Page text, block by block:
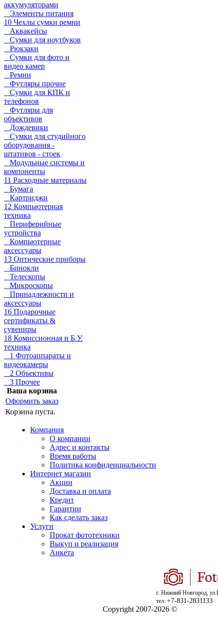
аккумуляторами
Элементы питания
10 Чехлы сумки ремни
Аквакейсы
Сумки для ноутбуков
Рюкзаки
Сумки для фото и
видео камер
Ремни
Футляры прочие
Сумки для КПК и
телефонов
Футляры для
объективов
Дождевики
Сумки для студийного
оборудования -
штативов - стоек
Модульные системы и
компоненты
11 Расходные материалы
Бумага
Картриджи
12 Компьютерная
техника
Периферийные
устройства
Компьютерные
аксессуары
13 Оптические приборы
Бинокли
Телескопы
Микроскопы
Принадлежности и
аксессуары
16 Подарочные
сертификаты &
сувениры
18 Комиссионная и Б.У.
техника
1 Фотоаппараты и
видеокамеры
2 Объективы
3 Прочее
Ваша корзина
Оформить заказ
Корзина пуста.
Компания
О компании
Адрес и контакты
Время работы
Политика конфиденциальности
Интернет магазин
Акции
Доставка и оплата
Кредит
Гарантии
Как сделать заказ
Услуги
Прокат фототехники
Выкуп и реализация
Анкета
г. Нижний Новгород,
тел: +7-831-2831133
Copyright 2007-2026 ©